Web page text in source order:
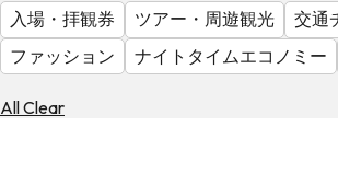
る
気
を
見
入場・拝観券
ツアー・周遊観光 交通
ファッション
ナイトタイムエコノミー
All Clear